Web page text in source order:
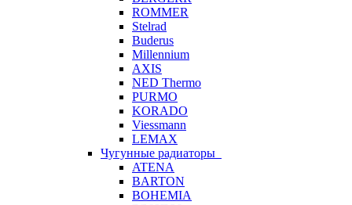
ROMMER
Stelrad
Buderus
Millennium
AXIS
NED Thermo
PURMO
KORADO
Viessmann
LEMAX
Чугунные радиаторы
ATENA
BARTON
BOHEMIA